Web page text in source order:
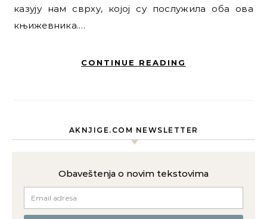
казују нам сврху, којој су послужила оба ова
књижевника.…
CONTINUE READING
AKNJIGE.COM NEWSLETTER
Obaveštenja o novim tekstovima